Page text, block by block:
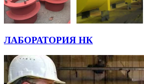
ЛАБОРАТОРИЯ НК